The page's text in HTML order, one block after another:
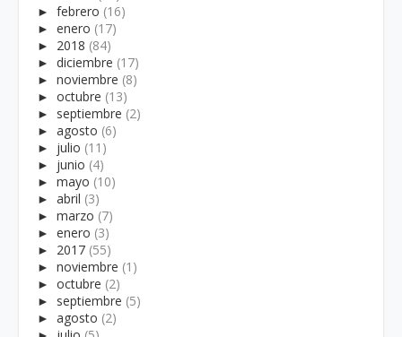
► febrero (16)
► enero (17)
► 2018 (84)
► diciembre (17)
► noviembre (8)
► octubre (13)
► septiembre (2)
► agosto (6)
► julio (11)
► junio (4)
► mayo (10)
► abril (3)
► marzo (7)
► enero (3)
► 2017 (55)
► noviembre (1)
► octubre (2)
► septiembre (5)
► agosto (2)